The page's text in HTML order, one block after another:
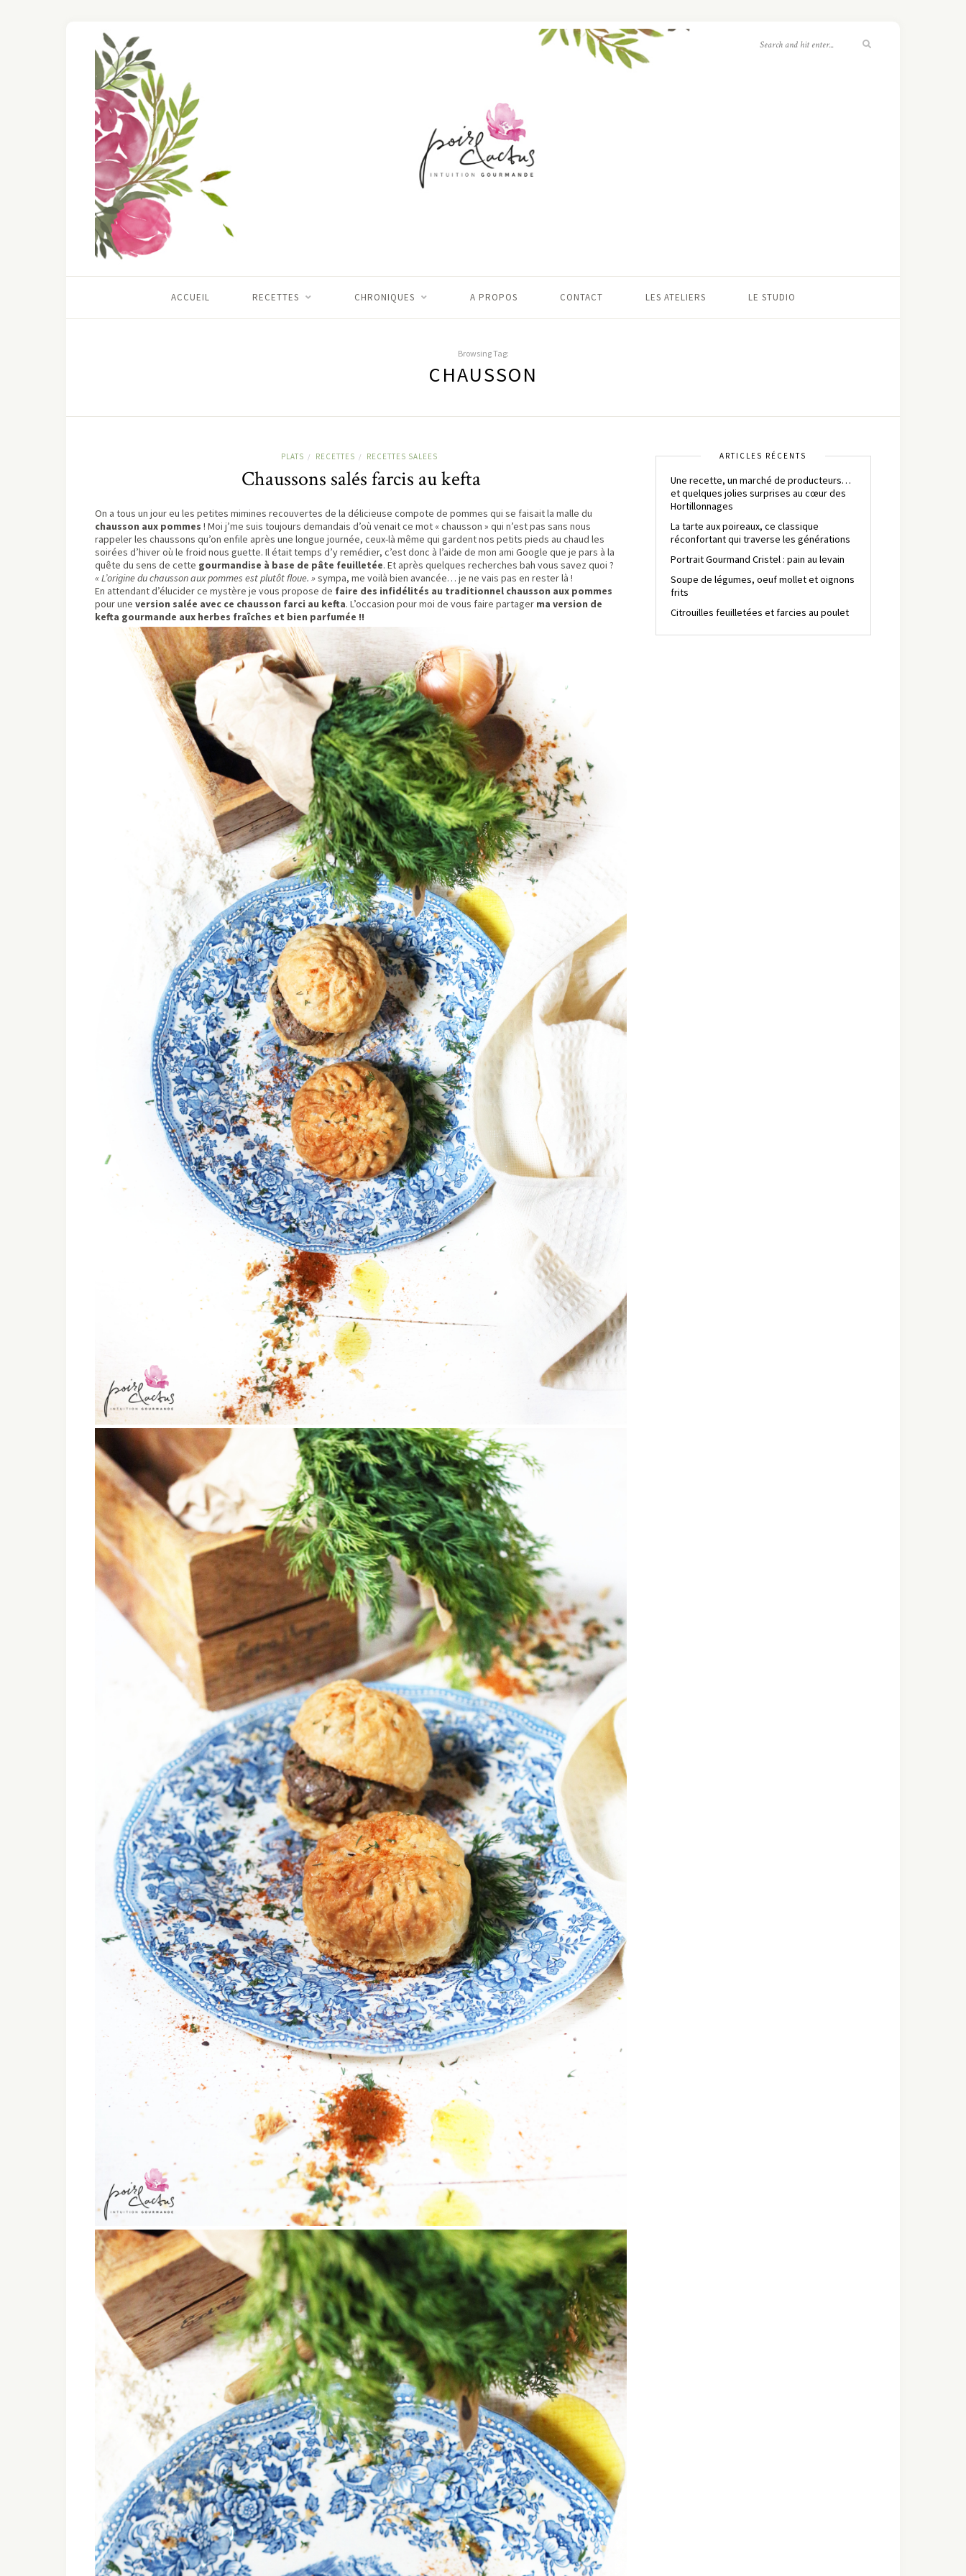
ACCUEIL RECETTES CHRONIQUES A PROPOS CONTACT LES ATELIERS LE STUDIO
Browsing Tag:
CHAUSSON
PLATS / RECETTES / RECETTES SALEES
Chaussons salés farcis au kefta
On a tous un jour eu les petites mimines recouvertes de la délicieuse compote de pommes qui se faisait la malle du
chausson aux pommes ! Moi j’me suis toujours demandais d’où venait ce mot « chausson » qui n’est pas sans nous
rappeler les chaussons qu’on enfile après une longue journée, ceux-là même qui gardent nos petits pieds au chaud les
soirées d’hiver où le froid nous guette. Il était temps d’y remédier, c’est donc à l’aide de mon ami Google que je pars à la
quête du sens de cette gourmandise à base de pâte feuilletée. Et après quelques recherches bah vous savez quoi ?
« L’origine du chausson aux pommes est plutôt floue. »sympa, me voilà bien avancée… je ne vais pas en rester là !
En attendant d’élucider ce mystère je vous propose de faire des infidélités au traditionnel chausson aux pommes
pour une version salée avec ce chausson farci au kefta. L’occasion pour moi de vous faire partager ma version de
kefta gourmande aux herbes fraîches et bien parfumée !!
ARTICLES RÉCENTS
Une recette, un marché de producteurs…
et quelques jolies surprises au cœur des
Hortillonnages
La tarte aux poireaux, ce classique
réconfortant qui traverse les générations
Portrait Gourmand Cristel : pain au levain
Soupe de légumes, oeuf mollet et oignons
frits
Citrouilles feuilletées et farcies au poulet